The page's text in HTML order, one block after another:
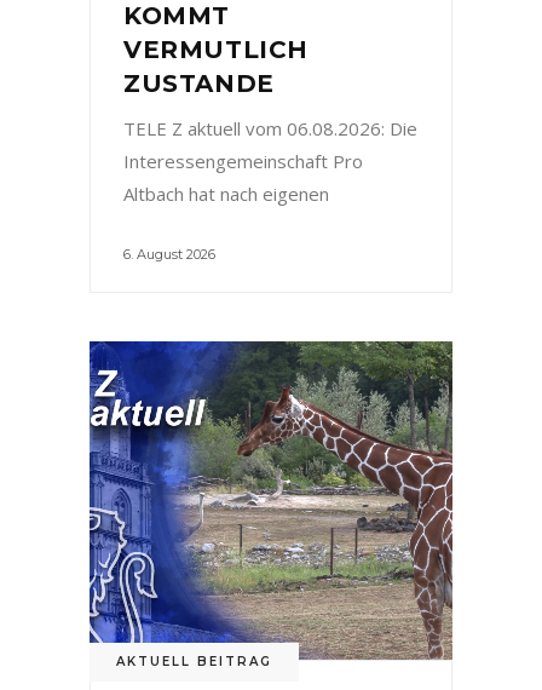
KOMMT
VERMUTLICH
ZUSTANDE
TELE Z aktuell vom 06.08.2026: Die
Interessengemeinschaft Pro
Altbach hat nach eigenen
6. August 2026
AKTUELL BEITRAG